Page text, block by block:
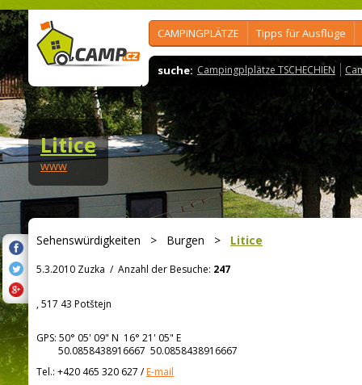
CAMPINGPLÄTZE Tipps für Ausflüge
suche: Campingplplätze TSCHECHIEN
Litice
www
Sehenswürdigkeiten > Burgen > Litice
5.3.2010 Zuzka / Anzahl der Besuche: 247
, 517 43 Potštejn
GPS: 50° 05' 09" N 16° 21' 05" E
50.0858438916667 50.0858438916667
Tel.: +420 465 320 627 /E-mail